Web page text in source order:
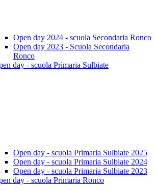
Open day 2024 - scuola Secondaria Ronco
Open day 2023 - Scuola Secondaria
Ronco
day - scuola Primaria Sulbiate
Open day - scuola Primaria Sulbiate 2025
Open day - scuola Primaria Sulbiate 2024
Open day - scuola Primaria Sulbiate 2023
day - scuola Primaria Ronco